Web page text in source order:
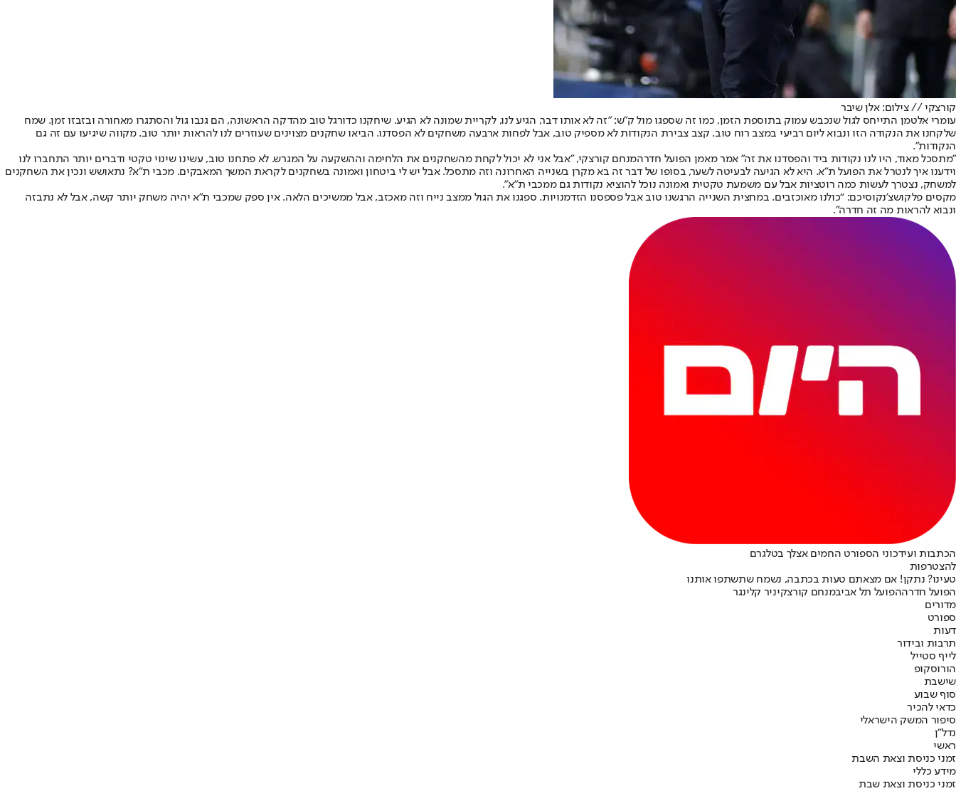
קורצקי // צילום: אלן שיבר
עומרי אלטמן התייחס לגול שנכבש עמוק בתוספת הזמן, כמו זה שספגו מול ק"ש: "זה לא אותו דבר, הגיע לנו, לקריית שמונה לא הגיע. שיחקנו כדורגל טוב מהדקה הראשונה, הם גנבו גול והסתגרו מאחורה ובזבזו זמן. שמח
שלקחנו את הנקודה הזו ונבוא ליום רביעי במצב רוח טוב. קצב צבירת הנקודות לא מספיק טוב, אבל לפחות ארבעה משחקים לא הפסדנו. הביאו שחקנים מצוינים שעוזרים לנו להראות יותר טוב. מקווה שיגיעו עם זה גם
הנקודות".
"מתסכל מאוד, היו לנו נקודות ביד והפסדנו את זה" אמר מאמן הפועל חדרהמנחם קורצקי, "אבל אני לא יכול לקחת מהשחקנים את הלחימה וההשקעה על המגרש. לא פתחנו טוב, עשינו שינוי טקטי ודברים יותר התחברו לנו
וידענו איך לנטרל את הפועל ת”א. היא לא הגיעה לבעיטה לשער, בסופו של דבר זה בא מקרן בשנייה האחרונה וזה מתסכל. אבל יש לי ביטחון ואמונה בשחקנים לקראת המשך המאבקים. מכבי ת”א? נתאושש ונכין את השחקנים
למשחק, נצטרך לעשות כמה רוטציות אבל עם משמעת טקטית ואמונה נוכל להוציא נקודות גם ממכבי ת”א".
מקסים פלקושצ’נקוסיכם: “כולנו מאוכזבים. במחצית השנייה הרגשנו טוב אבל פספסנו הזדמנויות. ספגנו את הגול ממצב נייח וזה מאכזב, אבל ממשיכים הלאה. אין ספק שמכבי ת”א יהיה משחק יותר קשה, אבל לא נתבזה
ונבוא להראות מה זה חדרה”.
הכתבות ועידכוני הספורט החמים אצלך בטלגרם
להצטרפות
טעינו? נתקן! אם מצאתם טעות בכתבה, נשמח שתשתפו אותנו
הפועל חדרההפועל תל אביבמנחם קורצקיניר קלינגר
מדורים
ספורט
דעות
תרבות ובידור
לייף סטייל
הורוסקופ
שישבת
סוף שבוע
כדאי להכיר
סיפור המשק הישראלי
נדל"ן
ראשי
זמני כניסת וצאת השבת
מידע כללי
זמני כניסת וצאת שבת